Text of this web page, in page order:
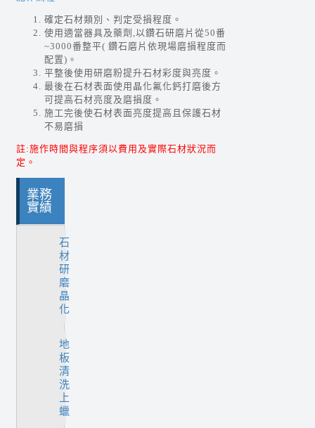
確定石材類別、判定受損程度。
使用適當器具及藥劑,以鑽石研磨片從50番
~3000番整平( 鑽石磨片依現場磨損程度而
配置)。
平整後使用研磨粉提升石材彩度與亮度。
最後在石材表面使用晶化氟化鈣打磨後方
可提高石材亮度及磨損度。
施工完後使石材表面亮度提高且保護石材
不易磨損
註:施作時間與程序須以費用及實際石材狀況而
定。
業務
實績
石
材
研
磨
晶
化
地
板
清
洗
上
蠟